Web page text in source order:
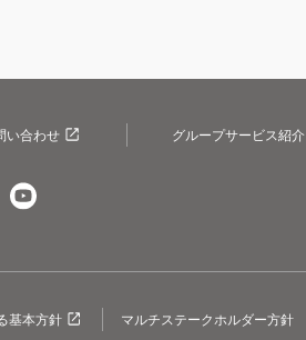
い合わせ グループサービス紹介
基本方針 マルチステークホルダー方針